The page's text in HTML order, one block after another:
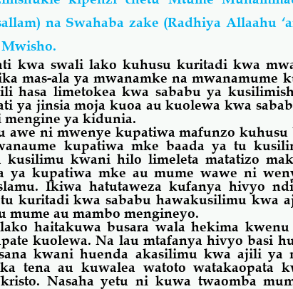
na Swahaba zake (Radhiya Allaahu
kwa swali lako kuhusu kuritadi kwa
mas-ala ya mwanamke na mwanamume
hasa limetokea kwa sababu ya
ya jinsia moja kuoa au kuolewa kwa
ya kidunia.
awe ni mwenye kupatiwa mafunzo
kupatiwa mke baada ya tu
kusilimu kwanihilo limeleta matatizo
ya kupatiwa mke au mume wawe ni
Ikiwa hatutaweza kufanya hivyo
kuritadi kwa sababu hawakusilimu kwa
mume au mambo mengineyo.
haitakuwa busara wala hekima kwenu
kuolewa. Na lau mtafanya hivyo basi
kwani huenda akasilimu kwa ajili ya
tena au kuwalea watoto watakaopata
Nasaha yetu ni kuwa twaomba